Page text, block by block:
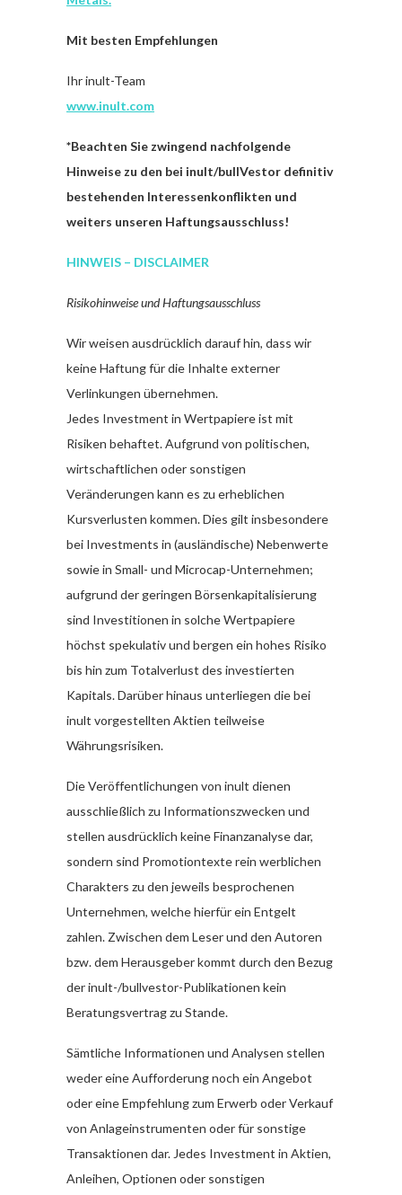
Mit besten Empfehlungen
Ihr inult-Team
www.inult.com
*Beachten Sie zwingend nachfolgende
Hinweise zu den bei inult/bullVestor definitiv
bestehenden Interessenkonflikten und
weiters unseren Haftungsausschluss!
HINWEIS – DISCLAIMER
Risikohinweise und Haftungsausschluss
Wir weisen ausdrücklich darauf hin, dass wir
keine Haftung für die Inhalte externer
Verlinkungen übernehmen.
Jedes Investment in Wertpapiere ist mit
Risiken behaftet. Aufgrund von politischen,
wirtschaftlichen oder sonstigen
Veränderungen kann es zu erheblichen
Kursverlusten kommen. Dies gilt insbesondere
bei Investments in (ausländische) Nebenwerte
sowie in Small- und Microcap-Unternehmen;
aufgrund der geringen Börsenkapitalisierung
sind Investitionen in solche Wertpapiere
höchst spekulativ und bergen ein hohes Risiko
bis hin zum Totalverlust des investierten
Kapitals. Darüber hinaus unterliegen die bei
inult vorgestellten Aktien teilweise
Währungsrisiken.
Die Veröffentlichungen von inult dienen
ausschließlich zu Informationszwecken und
stellen ausdrücklich keine Finanzanalyse dar,
sondern sind Promotiontexte rein werblichen
Charakters zu den jeweils besprochenen
Unternehmen, welche hierfür ein Entgelt
zahlen. Zwischen dem Leser und den Autoren
bzw. dem Herausgeber kommt durch den Bezug
der inult-/bullvestor-Publikationen kein
Beratungsvertrag zu Stande.
Sämtliche Informationen und Analysen stellen
weder eine Aufforderung noch ein Angebot
oder eine Empfehlung zum Erwerb oder Verkauf
von Anlageinstrumenten oder für sonstige
Transaktionen dar. Jedes Investment in Aktien,
Anleihen, Optionen oder sonstigen